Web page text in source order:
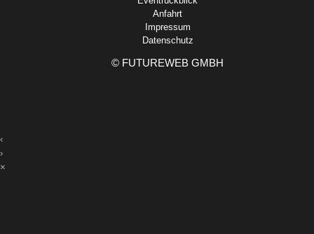
Anfahrt
Impressum
Datenschutz
© FUTUREWEB GMBH
‹
›
×